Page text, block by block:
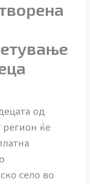
од
ќе
село во